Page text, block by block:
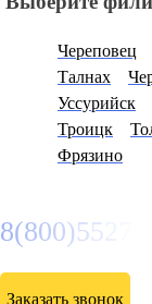
Череповец
Талнах
Уссурийск
Троицк
Фрязино
Заказать звонок